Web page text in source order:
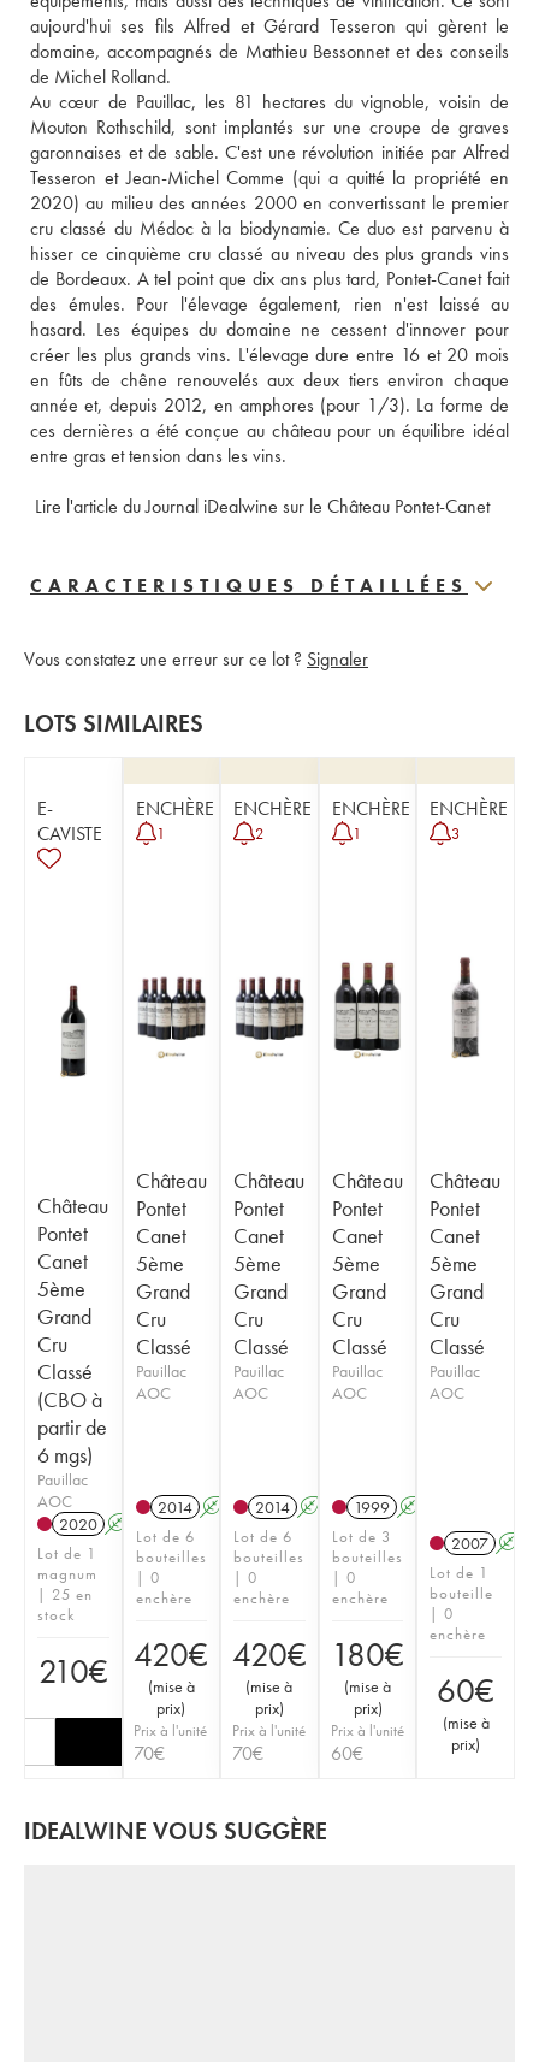
aujourd'hui ses fils Alfred et Gérard Tesseron qui gèrent le
domaine, accompagnés de Mathieu Bessonnet et des conseils
de Michel Rolland.
Au cœur de Pauillac, les 81 hectares du vignoble, voisin de
Mouton Rothschild, sont implantés sur une croupe de graves
garonnaises et de sable. C'est une révolution initiée par Alfred
Tesseron et Jean-Michel Comme (qui a quitté la propriété en
2020) au milieu des années 2000 en convertissant le premier
cru classé du Médoc à la biodynamie. Ce duo est parvenu à
hisser ce cinquième cru classé au niveau des plus grands vins
de Bordeaux. A tel point que dix ans plus tard, Pontet-Canet fait
des émules. Pour l'élevage également, rien n'est laissé au
hasard. Les équipes du domaine ne cessent d'innover pour
créer les plus grands vins. L'élevage dure entre 16 et 20 mois
en fûts de chêne renouvelés aux deux tiers environ chaque
année et, depuis 2012, en amphores (pour 1/3). La forme de
ces dernières a été conçue au château pour un équilibre idéal
entre gras et tension dans les vins.
Lire l'article du Journal iDealwine sur le Château Pontet-Canet
CARACTERISTIQUES DÉTAILLÉES
Vous constatez une erreur sur ce lot ? Signaler
LOTS SIMILAIRES
E-
CAVISTE
Château
Pontet
Canet
5ème
Grand
Cru
Classé
(CBO à
partir de
6 mgs)
Pauillac
AOC
2020 A
Lot de 1
magnum
| 25 en
stock
210€
ENCHÈRE
1
Château
Pontet
Canet
5ème
Grand
Cru
Classé
Pauillac
AOC
2014 A T
Lot de 6
bouteilles
| 0
enchère
420€
(mise à
prix)
Prix à l'unité
70€
ENCHÈRE
2
Château
Pontet
Canet
5ème
Grand
Cru
Classé
Pauillac
AOC
2014 A T
Lot de 6
bouteilles
| 0
enchère
420€
(mise à
prix)
Prix à l'unité
70€
ENCHÈRE
1
Château
Pontet
Canet
5ème
Grand
Cru
Classé
Pauillac
AOC
1999 A
Lot de 3
bouteilles
| 0
enchère
180€
(mise à
prix)
Prix à l'unité
60€
ENCHÈRE
3
Château
Pontet
Canet
5ème
Grand
Cru
Classé
Pauillac
AOC
2007 A
Lot de 1
bouteille
| 0
enchère
60€
(mise à
prix)
IDEALWINE VOUS SUGGÈRE